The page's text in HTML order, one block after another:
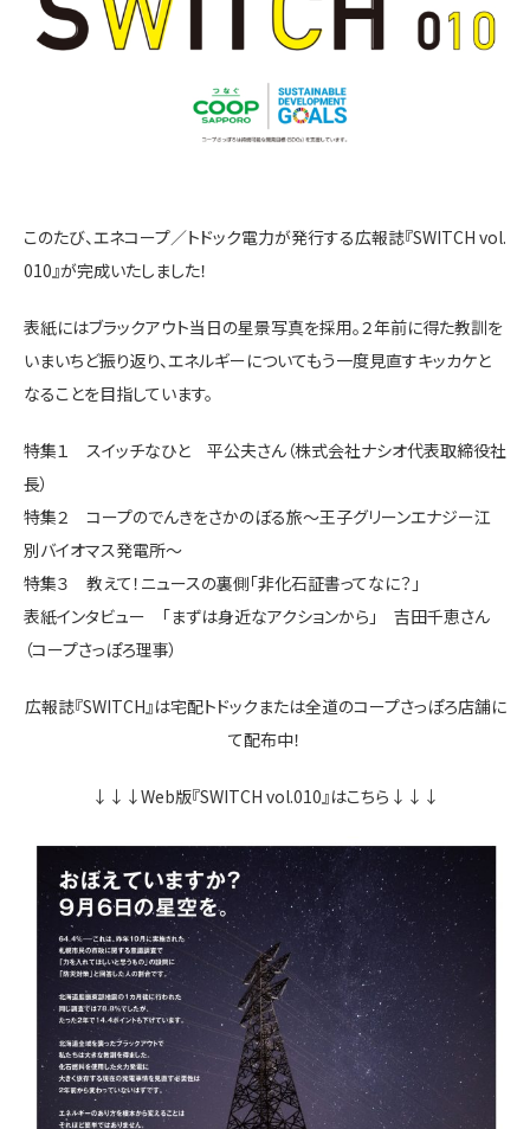
このたび、エネコープ／トドック電力が発行する広報誌『SWITCH vol.
010』が完成いたしました！
表紙にはブラックアウト当日の星景写真を採用。２年前に得た教訓を
いまいちど振り返り、エネルギーについてもう一度見直すキッカケと
なることを目指しています。
特集１ スイッチなひと 平公夫さん（株式会社ナシオ代表取締役社
長）
特集２ コープのでんきをさかのぼる旅～王子グリーンエナジー江
別バイオマス発電所～
特集３ 教えて！ニュースの裏側「非化石証書ってなに？」
表紙インタビュー 「まずは身近なアクションから」 吉田千恵さん
（コープさっぽろ理事）
広報誌『SWITCH』は宅配トドックまたは全道のコープさっぽろ店舗に
て配布中！
↓↓↓Web版『SWITCH vol.010』はこちら↓↓↓